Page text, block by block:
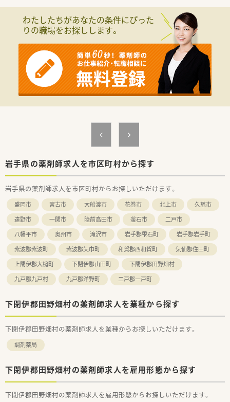
■主な応需科目は内科となっており、1日あたりの処方箋枚数は
30枚程度のため、落ち着いて一人ひとりの患者様と向き合える
■薬剤師は常勤1名とパート2名の体制で運営しており、無理の
ない業務量で地域の方々の健康を支える店舗となります。
【法人特徴について】
■東証プライム上場企業のグループ会社であり、医薬品卸最大手
のネットワークを背景とした業界トップクラスの安定した経営
基盤が魅力です。
化や監査システムの整備など、薬剤師が業務に集中できる環境で
ます。
■年間休日120日以上、土日休み、残業ほぼなしという条件にこ
だわり、私生活と仕事を高いレベルで両立させたい方に最適で
す。
■経営基盤が安定した東証プライム上場グループで、定年まで安
心して長く働ける場所を探している方にぜひ検討いただきたい
求人です。
■研修費用の会社負担など、手厚い教育制度を活用して、将来的
にどこでも通用する高い専門性と管理能力を身につけたい方に
オススメです。
わたしたちがあなたの条件にぴった
りの職場をお探しします。
岩手県の薬剤師求人を市区町村から探す
岩手県の薬剤師求人を市区町村からお探しいただけます。
盛岡市 宮古市 大船渡市 花巻市 北上市
久慈市
遠野市
一関市 陸前高田市 釜石市
二戸市
八幡平市
奥州市 滝沢市 岩手郡雫石町
岩手郡岩手町
紫波郡紫波町
紫波郡矢巾町 和賀郡西和賀町
気仙郡住田町
上閉伊郡大槌町
下閉伊郡山田町
下閉伊郡田野畑村
九戸郡九戸村
九戸郡洋野町 二戸郡一戸町
下閉伊郡田野畑村の薬剤師求人を業種から探す
下閉伊郡田野畑村の薬剤師求人を業種からお探しいただけます。
調剤薬局
下閉伊郡田野畑村の薬剤師求人を雇用形態から探す
下閉伊郡田野畑村の薬剤師求人を雇用形態からお探しいただけます。